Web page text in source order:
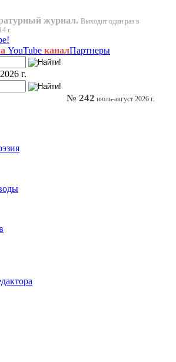
журнал. Выходит один раз в
г.
YouTube каналПартнеры
г.
№ 242 июль-август 2026 г.